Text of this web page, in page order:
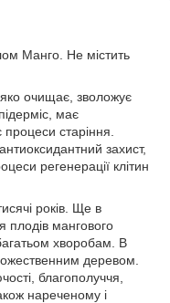
Манго. Не містить
очищає, зволожує
має
процеси старіння.
захист,
регенерації клітин
років. Ще в
мангового
хворобам. В
деревом.
благополуччя,
нареченому і